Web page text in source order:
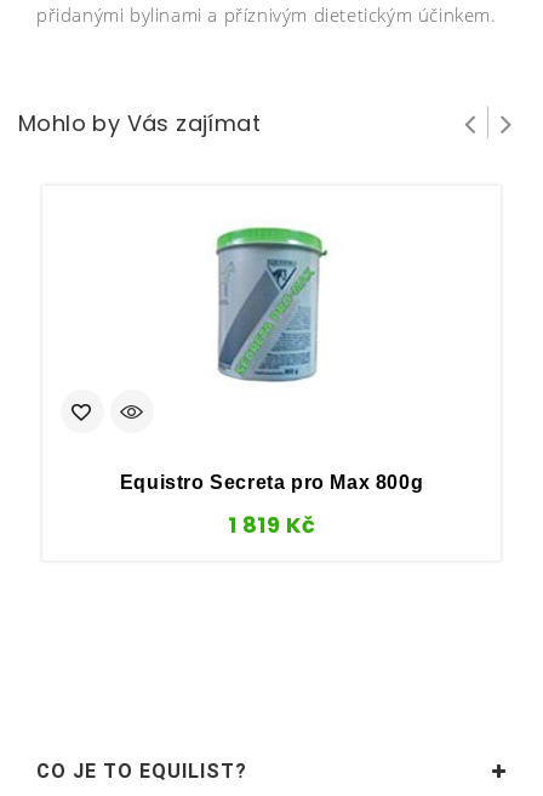
přidanými bylinami a příznivým dietetickým účinkem.
Mohlo by Vás zajímat
Equistro Secreta pro Max 800g
1 819 Kč
CO JE TO EQUILIST?